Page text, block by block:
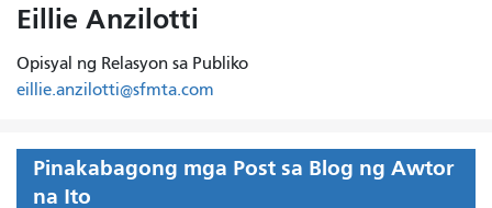
Eillie Anzilotti
Opisyal ng Relasyon sa Publiko
eillie.anzilotti@sfmta.com
Pinakabagong mga Post sa Blog ng Awtor
na Ito